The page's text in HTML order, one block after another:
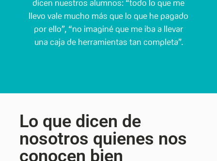
dicen nuestros alumnos: “todo lo que me
llevo vale mucho más que lo que he pagado
por ello”, “no imaginé que me iba a llevar
una caja de herramientas tan completa”.
Lo que dicen de
nosotros quienes nos
conocen bien